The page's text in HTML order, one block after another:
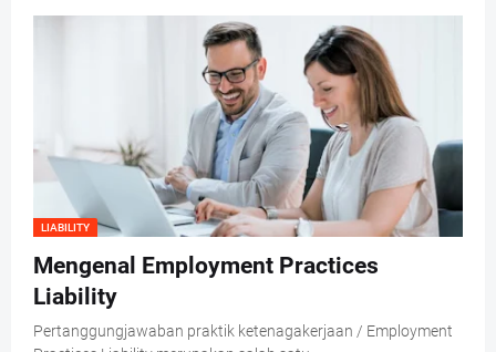
LIABILITY
Mengenal Employment Practices
Liability
Pertanggungjawaban praktik ketenagakerjaan / Employment